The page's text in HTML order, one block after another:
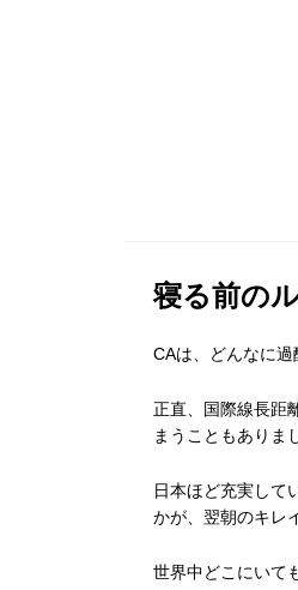
寝る前の
CAは、どんなに過
正直、国際線長距
まうこともありま
日本ほど充実して
かが、翌朝のキレ
世界中どこにいて